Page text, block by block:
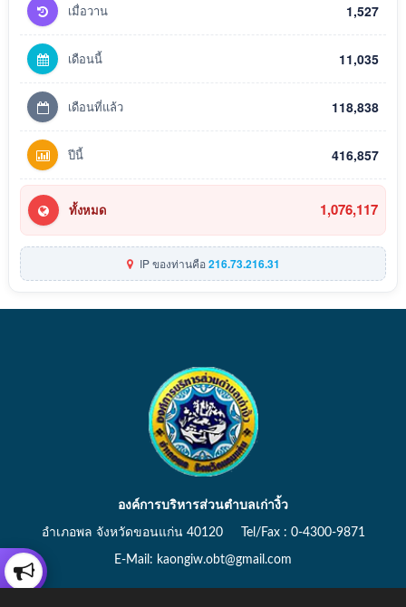
เมื่อวาน 1,527
เดือนนี้ 11,035
เดือนที่แล้ว 118,838
ปีนี้ 416,857
ทั้งหมด 1,076,117
IP ของท่านคือ216.73.216.31
องค์การบริหารส่วนตำบลเก่างิ้ว
อำเภอพล จังหวัดขอนแก่น 40120 Tel/Fax : 0-4300-9871
E-Mail: kaongiw.obt@gmail.com